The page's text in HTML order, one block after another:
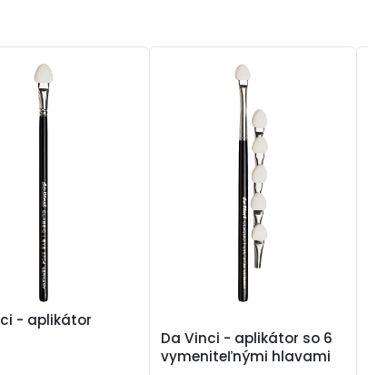
- aplikátor
Da Vinci - aplikátor so 6
vymeniteľnými hlavami